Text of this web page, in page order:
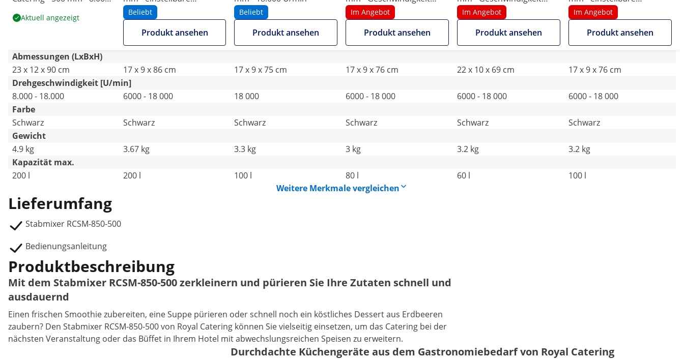
18.000 U/min
Aktuell angezeigt
Geschwindigkeit - 6000 bis
18 000 U/min
Beliebt
Produkt ansehen
Beliebt
Produkt ansehen
stufenlos einstellbar - 6000
bis 18 000 U/min
Im Angebot
Produkt ansehen
stufenlos einstellbar -6000
bis 18 000 U/min
Im Angebot
Produkt ansehen
Geschwindigkeit - 6000 bis
18 000 U/min
Im Angebot
Produkt ansehen
Abmessungen (LxBxH)
23 x 12 x 90 cm
17 x 9 x 86 cm 17 x 9 x 75 cm 17 x 9 x 76 cm 22 x 10 x 69 cm
17 x 9 x 76 cm
Drehgeschwindigkeit [U/min]
8.000 - 18.000
6000 - 18 000 18 000 6000 - 18 000 6000 - 18 000
6000 - 18 000
Farbe
Schwarz
Schwarz Schwarz Schwarz Schwarz
Schwarz
Gewicht
4.9 kg
3.67 kg 3.3 kg 3 kg 3.2 kg
3.2 kg
Kapazität max.
200 l
200 l 100 l 80 l 60 l
100 l
Weitere Merkmale vergleichen
Lieferumfang
Stabmixer RCSM-850-500
Bedienungsanleitung
Produktbeschreibung
Mit dem Stabmixer RCSM-850-500 zerkleinern und pürieren Sie Ihre Zutaten schnell und
ausdauernd
Einen frischen Smoothie zubereiten, eine Suppe pürieren oder schnell noch ein köstliches Dessert aus Erdbeeren
zaubern? Den Stabmixer RCSM-850-500 von Royal Catering können Sie vielseitig einsetzen, um das Catering bei der
nächsten Veranstaltung oder das Büffet in Ihrem Hotel mit abwechslungsreichen Speisen zu erweitern.
Durchdachte Küchengeräte aus dem Gastronomiebedarf von Royal Catering